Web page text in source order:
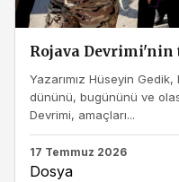
Rojava Devrimi'nin
Yazarımız Hüseyin
dününü, bugününü ve
Devrimi, amaçları...
17 Temmuz 2026
Dosya